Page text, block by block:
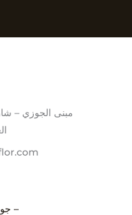
مبنى الجوزي –
–